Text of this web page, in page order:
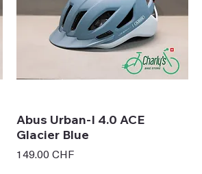
Abus Urban-I 4.0 ACE
Glacier Blue
Prix
149.00 CHF